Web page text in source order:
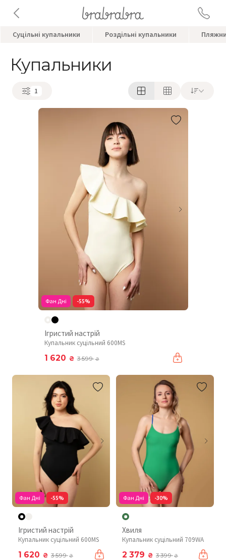
Суцільні купальники Роздільні купальники
Купальники
1
Фан Дні -55%
Ігристий настрій
Купальник суцільний 600MS
1 620 ₴ 3 599₴
Фан Дні -55%
Ігристий настрій
Купальник суцільний 600MS
1 620 ₴ 3 599₴
Фан Дні -30%
Хвиля
Купальник суцільний 709WA
2 379 ₴ 3 399₴